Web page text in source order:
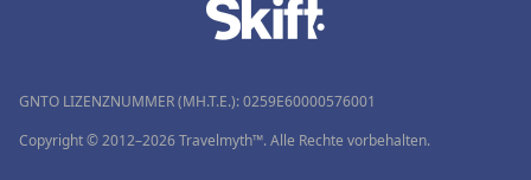
GNTO LIZENZNUMMER (MH.T.E.): 0259Ε60000576001
Copyright © 2012–2026 Travelmyth™. Alle Rechte vorbehalten.